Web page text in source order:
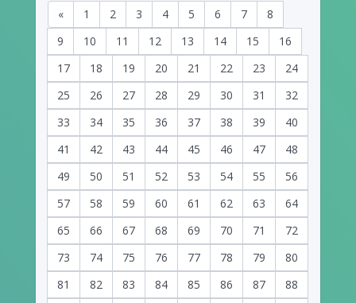
« 1 2 3 4 5 6 7
8
9
10 11 12 13 14 15
16
17
18 19 20 21 22 23
24
25
26 27 28 29 30 31
32
33
34 35 36 37 38 39
40
41
42 43 44 45 46 47
48
49
50 51 52 53 54 55
56
57
58 59 60 61 62 63
64
65
66 67 68 69 70 71
72
73
74 75 76 77 78 79
80
81
82 83 84 85 86 87
88